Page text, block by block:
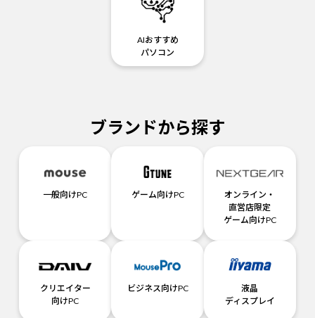
AIおすすめ
パソコン
ブランドから探す
一般向けPC ゲーム向けPC
オンライン・
直営店限定
ゲーム向けPC
クリエイター
向けPC
ビジネス向けPC
液晶
ディスプレイ